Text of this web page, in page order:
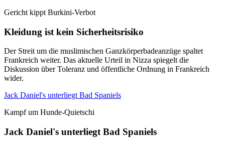
Gericht kippt Burkini-Verbot
Kleidung ist kein Sicherheitsrisiko
Der Streit um die muslimischen Ganzkörperbadeanzüge spaltet
Frankreich weiter. Das aktuelle Urteil in Nizza spiegelt die
Diskussion über Toleranz und öffentliche Ordnung in Frankreich
wider.
Jack Daniel's unterliegt Bad Spaniels
Kampf um Hunde-Quietschi
Jack Daniel's unterliegt Bad Spaniels